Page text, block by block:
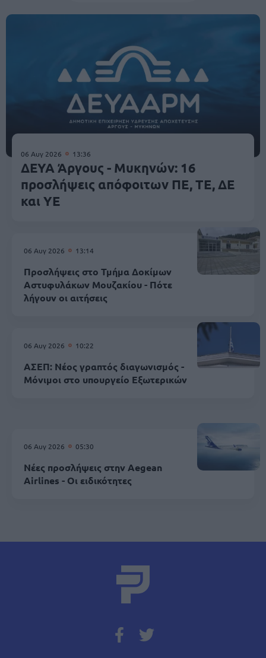
06 Αυγ 2026 13:36
ΔΕΥΑ Άργους - Μυκηνών: 16
προσλήψεις απόφοιτων ΠΕ, ΤΕ, ΔΕ
και ΥΕ
06 Αυγ 2026 13:14
Προσλήψεις στο Τμήμα Δοκίμων
Αστυφυλάκων Mουζακίου - Πότε
λήγουν οι αιτήσεις
06 Αυγ 2026 10:22
ΑΣΕΠ: Νέος γραπτός διαγωνισμός -
Μόνιμοι στο υπουργείο Εξωτερικών
06 Αυγ 2026 05:30
Νέες προσλήψεις στην Aegean
Airlines - Οι ειδικότητες